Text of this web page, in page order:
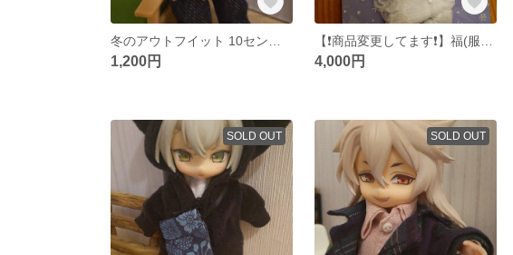
1,200円 4,000円
SOLD OUT SOLD OUT